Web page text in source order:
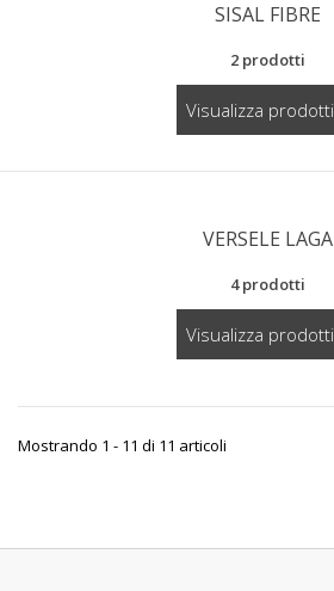
SISAL FIBRE
2 prodotti
Visualizza prodotti
VERSELE LAGA
4 prodotti
Visualizza prodotti
Mostrando 1 - 11 di 11 articoli